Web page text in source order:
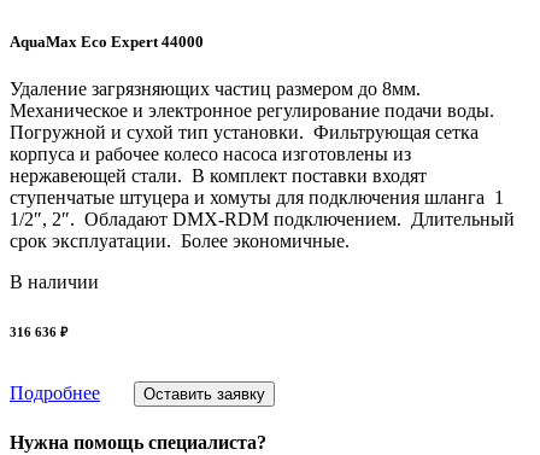
AquaMax Eco Expert 44000
Удаление загрязняющих частиц размером до 8мм.
Механическое и электронное регулирование подачи воды.
Погружной и сухой тип установки. Фильтрующая сетка
корпуса и рабочее колесо насоса изготовлены из
нержавеющей стали. В комплект поставки входят
ступенчатые штуцера и хомуты для подключения шланга 1
1/2″, 2″. Обладают DMX-RDM подключением. Длительный
срок эксплуатации. Более экономичные.
В наличии
316 636 ₽
Подробнее Оставить заявку
Нужна помощь специалиста?